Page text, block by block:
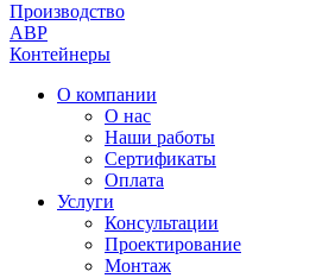
Производство
АВР
Контейнеры
О компании
О нас
Наши работы
Сертификаты
Оплата
Услуги
Консультации
Проектирование
Монтаж